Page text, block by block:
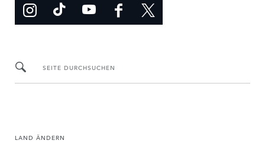
SEITE DURCHSUCHEN
LAND ÄNDERN